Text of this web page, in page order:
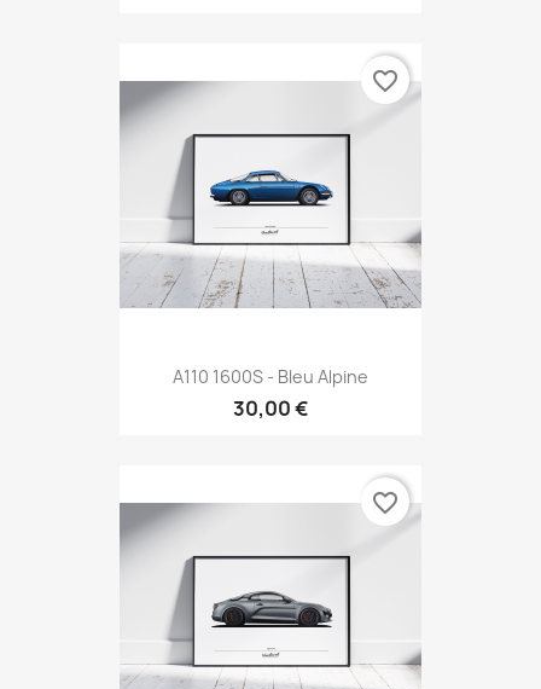
A110 1600S - Bleu Alpine
30,00 €
favorite_border
favorite_border